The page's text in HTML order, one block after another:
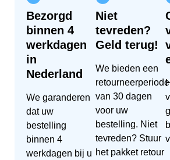
Bezorgd
binnen 4
werkdagen
in
Nederland
We garanderen
dat uw
bestelling
binnen 4
werkdagen bij u
Niet
tevreden?
Geld terug!
We bieden een
retourneerperiode
van 30 dagen
voor uw
bestelling. Niet
tevreden? Stuur
het pakket retour